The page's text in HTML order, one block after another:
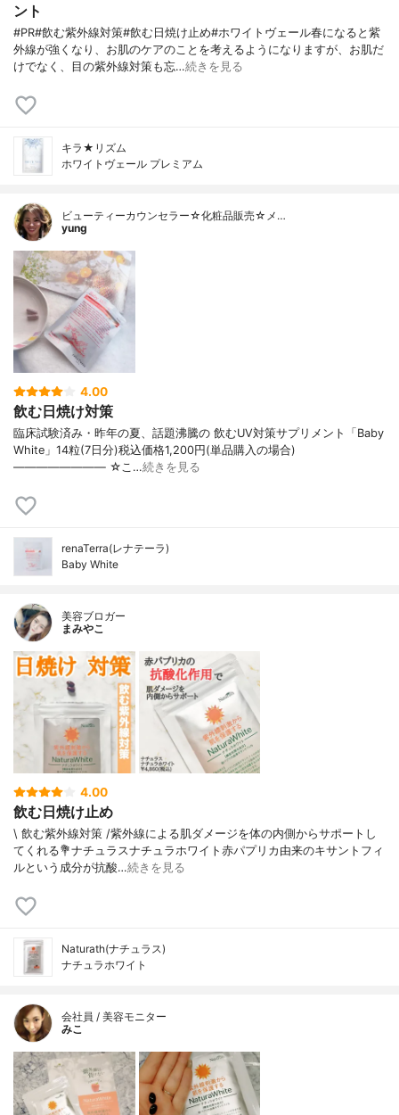
ント
#PR#飲む紫外線対策#飲む日焼け止め#ホワイトヴェール春になると紫
外線が強くなり、お肌のケアのことを考えるようになりますが、お肌だ
けでなく、目の紫外線対策も忘…続きを見る
キラ★リズム
ホワイトヴェール プレミアム
ビューティーカウンセラー☆化粧品販売☆メ…
yung
4.00
飲む日焼け対策
臨床試験済み・昨年の夏、話題沸騰の 飲むUV対策サプリメント「Baby
White」14粒(7日分)税込価格1,200円(単品購入の場合)
———————— ☆こ…続きを見る
renaTerra(レナテーラ)
Baby White
美容ブロガー
まみやこ
4.00
飲む日焼け止め
\ 飲む紫外線対策 /⁡紫外線による肌ダメージを体の内側からサポートし
てくれる⁡⁡💐ナチュラスナチュラホワイト⁡⁡赤パプリカ由来のキサントフィ
ルという成分が抗酸…続きを見る
Naturath(ナチュラス)
ナチュラホワイト
会社員 / 美容モニター
みこ